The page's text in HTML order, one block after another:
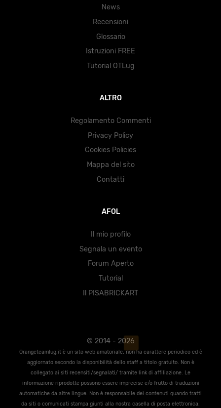
News
Recensioni
Glossario
Istruzioni FREE
Tutorial OTLug
ALTRO
Regolamento Commenti
Privacy Policy
Cookies Policies
Mappa del sito
Contatti
AFOL
Il mio profilo
Segnala un evento
Forum Aperto
Tutorial
Il PISABRICKART
© 2014 - 2026
Orangeteamlug.it è un sito web amatoriale, non ha carattere periodico ed è
aggiornato secondo la disponibilità dello staff a titolo gratuito. Non è
collegato ai siti recensiti/segnalati/ tramite link di affiliazione. Le
informazione riprodotte possono essere imprecise e/o frutto di traduzioni
automatiche da altre lingue. Non è responsabile dei contenuti quando tratti
da siti o comunicati stampa giunti alla nostra casella di posta elettronica.